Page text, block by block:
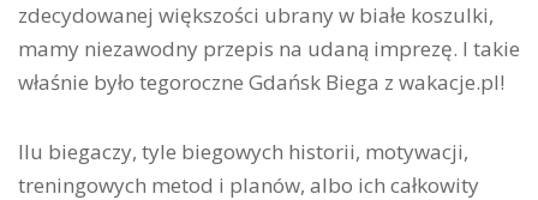
zdecydowanej większości ubrany w białe koszulki,
mamy niezawodny przepis na udaną imprezę. I takie
właśnie było tegoroczne Gdańsk Biega z wakacje.pl!
Ilu biegaczy, tyle biegowych historii, motywacji,
treningowych metod i planów, albo ich całkowity